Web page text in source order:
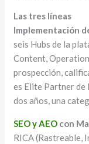
Las tres líneas
Implementación
seis Hubs de la
Content,
prospección,
es Elite Partner de
dos años, una
SEO y AEO con
RICA (Rastreable,